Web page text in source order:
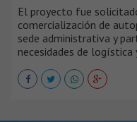
El proyecto fue
comercialización de
sede administrativa y
necesidades de